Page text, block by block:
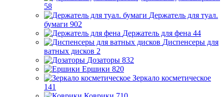
58
Держатель для туал.
бумаги 902
Держатель для фена 44
Диспенсеры для
ватных дисков 2
Дозаторы 832
Ершики 820
Зеркало косметическое
141